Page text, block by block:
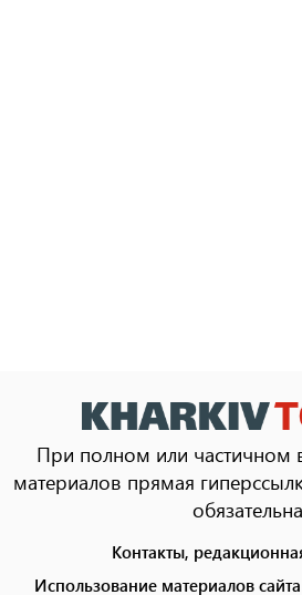
При полном или частичном
материалов прямая
обязательна
menu
Контакты,
Использование материалов сайта